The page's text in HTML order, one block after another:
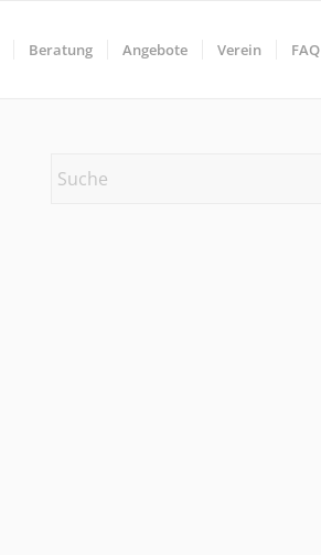
Beratung Angebote Verein FAQ